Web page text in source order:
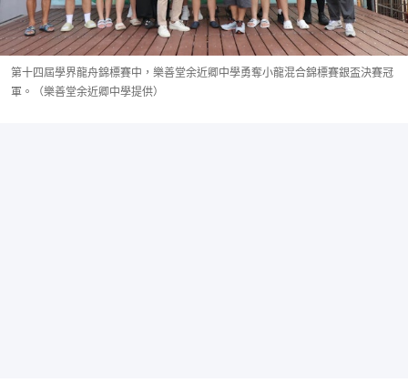
第十四屆學界龍舟錦標賽中，樂善堂余近卿中學勇奪小龍混合錦標賽銀盃決賽冠
軍。（樂善堂余近卿中學提供）